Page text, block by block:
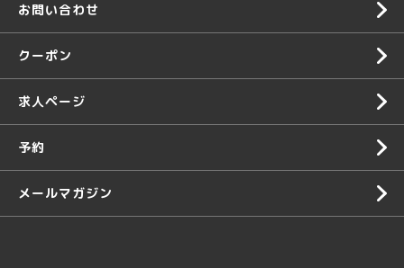
お問い合わせ
クーポン
求人ページ
予約
メールマガジン